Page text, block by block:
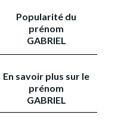
Popularité du
prénom
GABRIEL
En savoir plus sur le
prénom
GABRIEL